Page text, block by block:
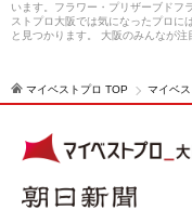
います。フラワー・プリザーブドフ
ストプロ大阪では気になったプロに
と見つかります。 大阪のみんなが注
マイベストプロ TOP マイベ